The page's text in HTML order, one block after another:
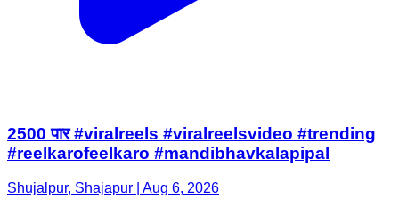
2500 पार #viralreels #viralreelsvideo #trending
#reelkarofeelkaro #mandibhavkalapipal
Shujalpur, Shajapur | Aug 6, 2026